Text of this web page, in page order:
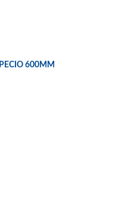
600MM